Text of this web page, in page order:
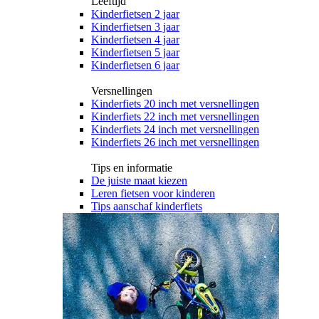
Kinderfietsen 2 jaar
Kinderfietsen 3 jaar
Kinderfietsen 4 jaar
Kinderfietsen 5 jaar
Kinderfietsen 6 jaar
Versnellingen
Kinderfiets 20 inch met versnellingen
Kinderfiets 22 inch met versnellingen
Kinderfiets 24 inch met versnellingen
Kinderfiets 26 inch met versnellingen
Tips en informatie
De juiste maat kiezen
Leren fietsen voor kinderen
Tips aanschaf kinderfiets